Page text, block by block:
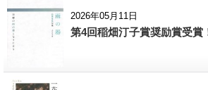
2026年05月11日
第4回稲畑汀子賞奨励賞受賞